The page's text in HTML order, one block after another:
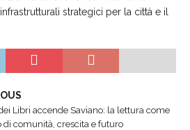
strategici per la città e il
Libri accende Saviano: la lettura come
di comunità, crescita e futuro